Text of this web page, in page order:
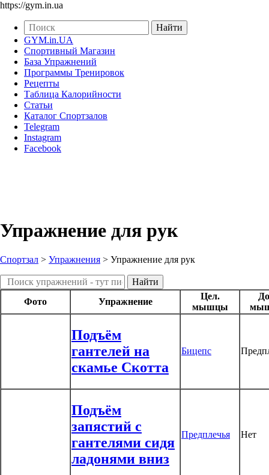
https://gym.in.ua
GYM.in.UA
Спортивный Магазин
База Упражнений
Программы Тренировок
Рецепты
Таблица Калорийности
Статьи
Каталог Спортзалов
Telegram
Instagram
Facebook
Упражнение для рук
Спортзал > Упражнения > Упражнение для рук
Фото Упражнение
Цел.
мышцы
Подъём
гантелей на
скамье Скотта
Бицепс
Подъём
запястий с
гантелями сидя
ладонями вниз
Предплечья Нет